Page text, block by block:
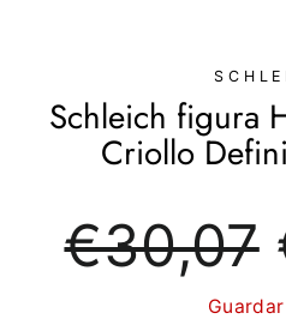
Schleich figura
Criollo
regular
€30,07